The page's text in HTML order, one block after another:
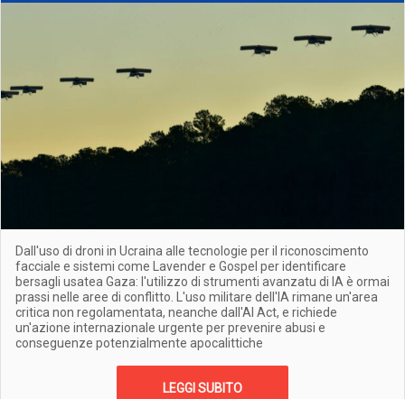
Dall'uso di droni in Ucraina alle tecnologie per il riconoscimento
facciale e sistemi come Lavender e Gospel per identificare
bersagli usatea Gaza: l'utilizzo di strumenti avanzatu di IA è ormai
prassi nelle aree di conflitto. L'uso militare dell'IA rimane un'area
critica non regolamentata, neanche dall'AI Act, e richiede
un'azione internazionale urgente per prevenire abusi e
conseguenze potenzialmente apocalittiche
LEGGI SUBITO